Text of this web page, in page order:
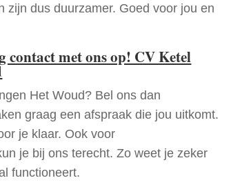
zijn dus duurzamer. Goed voor jou en
contact met ons op! CV Ketel
Het Woud? Bel ons dan
graag een afspraak die jou uitkomt.
je klaar. Ook voor
je bij ons terecht. Zo weet je zeker
functioneert.